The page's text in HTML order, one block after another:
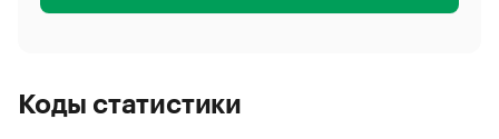
Коды статистики